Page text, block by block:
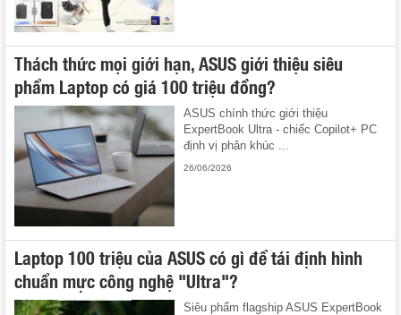
Thách thức mọi giới hạn, ASUS giới thiệu siêu
phẩm Laptop có giá 100 triệu đồng?
ASUS chính thức giới thiệu
ExpertBook Ultra - chiếc Copilot+ PC
định vị phân khúc ...
26/06/2026
Laptop 100 triệu của ASUS có gì để tái định hình
chuẩn mực công nghệ "Ultra"?
Siêu phẩm flagship ASUS ExpertBook